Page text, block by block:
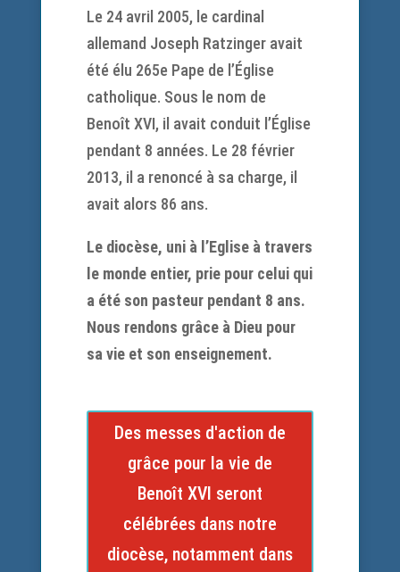
Le 24 avril 2005, le cardinal
allemand Joseph Ratzinger avait
été élu 265e Pape de l’Église
catholique. Sous le nom de
Benoît XVI, il avait conduit l’Église
pendant 8 années. Le 28 février
2013, il a renoncé à sa charge, il
avait alors 86 ans.
Le diocèse, uni à l’Eglise à travers
le monde entier, prie pour celui qui
a été son pasteur pendant 8 ans.
Nous rendons grâce à Dieu pour
sa vie et son enseignement.
Des messes d'action de
grâce pour la vie de
Benoît XVI seront
célébrées dans notre
diocèse, notamment dans